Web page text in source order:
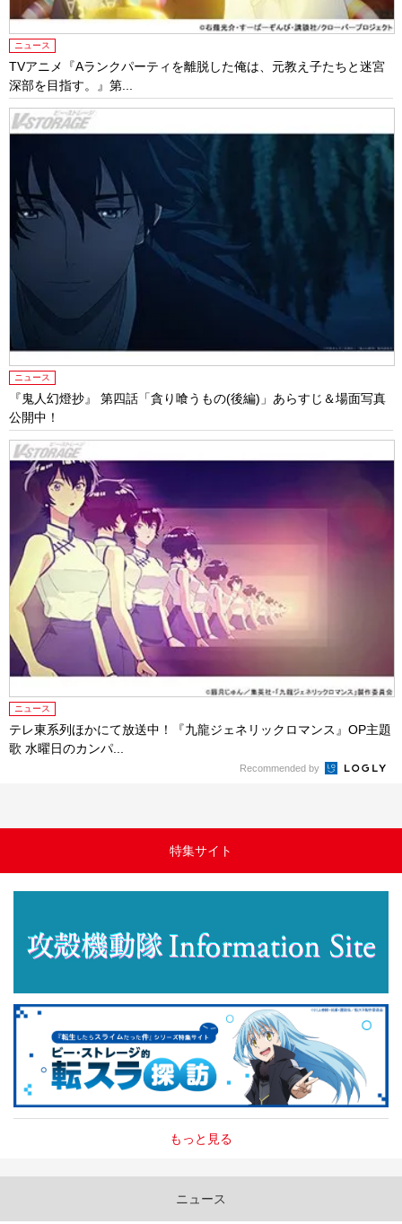
ニュース
TVアニメ『Aランクパーティを離脱した俺は、元教え子たちと迷宮
深部を目指す。』第...
ニュース
『鬼人幻燈抄』 第四話「貪り喰うもの(後編)」あらすじ＆場面写真
公開中！
ニュース
テレ東系列ほかにて放送中！『九龍ジェネリックロマンス』OP主題
歌 水曜日のカンパ...
Recommended by
特集サイト
もっと見る
ニュース